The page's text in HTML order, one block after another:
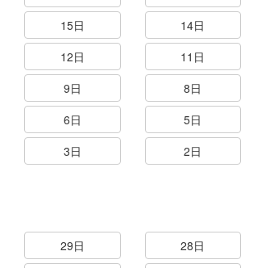
15日
14日
12日
11日
9日
8日
6日
5日
3日
2日
29日
28日